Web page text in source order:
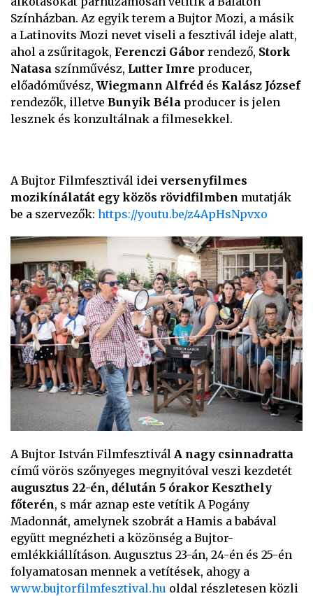
Színházban. Az egyik terem a Bujtor Mozi, a másik
a Latinovits Mozi nevet viseli a fesztivál ideje alatt,
ahol a zsűritagok, Ferenczi Gábor rendező, Stork
Natasa színművész, Lutter Imre producer,
előadóművész, Wiegmann Alfréd és Kalász József
rendezők, illetve Bunyik Béla producer is jelen
lesznek és konzultálnak a filmesekkel.
A Bujtor Filmfesztivál idei versenyfilmes
mozikínálatát egy közös rövidfilmben mutatják
be a szervezők: https://youtu.be/z4ApHsNpvxo
A Bujtor István Filmfesztivál A nagy csinnadratta
című vörös szőnyeges megnyitóval veszi kezdetét
augusztus 22-én, délután 5 órakor Keszthely
főterén, s már aznap este vetítik A Pogány
Madonnát, amelynek szobrát a Hamis a babával
együtt megnézheti a közönség a Bujtor-
emlékkiállításon. Augusztus 23-án, 24-én és 25-én
folyamatosan mennek a vetítések, ahogy a
www.bujtorfilmfesztival.hu oldal részletesen közli